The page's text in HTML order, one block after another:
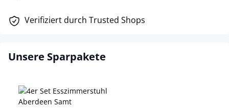
Verifiziert durch Trusted Shops
Unsere Sparpakete